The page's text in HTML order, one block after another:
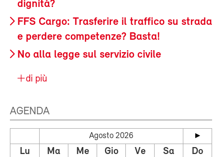
dignità?
FFS Cargo: Trasferire il traffico su strada
e perdere competenze? Basta!
No alla legge sul servizio civile
di più
AGENDA
Agosto 2026
Lu Ma Me Gio Ve Sa Do